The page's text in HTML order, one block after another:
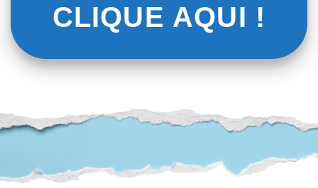
CLIQUE AQUI !